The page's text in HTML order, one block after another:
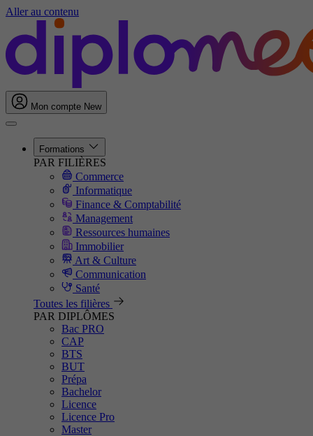
Aller au contenu
Mon compte New
Formations
PAR FILIÈRES
Commerce
Informatique
Finance & Comptabilité
Management
Ressources humaines
Immobilier
Art & Culture
Communication
Santé
Toutes les filières
PAR DIPLÔMES
Bac PRO
CAP
BTS
BUT
Prépa
Bachelor
Licence
Licence Pro
Master